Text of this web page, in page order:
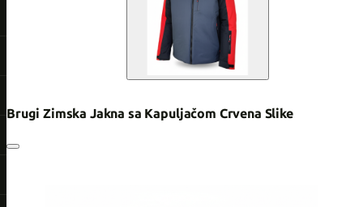
Brugi Zimska Jakna sa Kapuljačom Crvena Slike